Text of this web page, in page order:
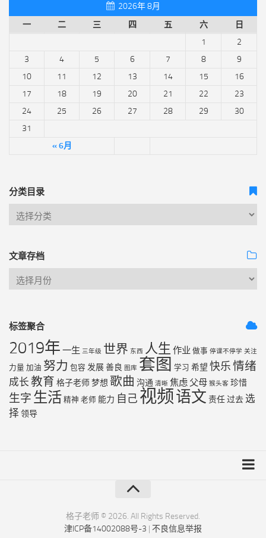
2026年 8月
一
二 三 四 五 六 日
« 6月
1
2
3
4 5 6 7 8
9
10
11 12 13 14 15
16
17
18 19 20 21 22
23
24
25 26 27 28 29
30
31
分类目录
文章存档
标签聚合
2019年 一生 三年级 世界 东西 人生 作业 做事 停课不停学 关注
力量 加油 努力 包容 发展善良 图库 套图 学习 希望 快乐情绪
成长 教育 格子老师梦想 歌曲 沟通 清晰 焦虑 父母 猴头客 珍惜
生字 生活 精神 老师 能力 自己 视频语文 责任过去 选
择 领导
格子老师 © 2026. All Rights Reserved.
津ICP备14002088号-3 | 不良信息举报